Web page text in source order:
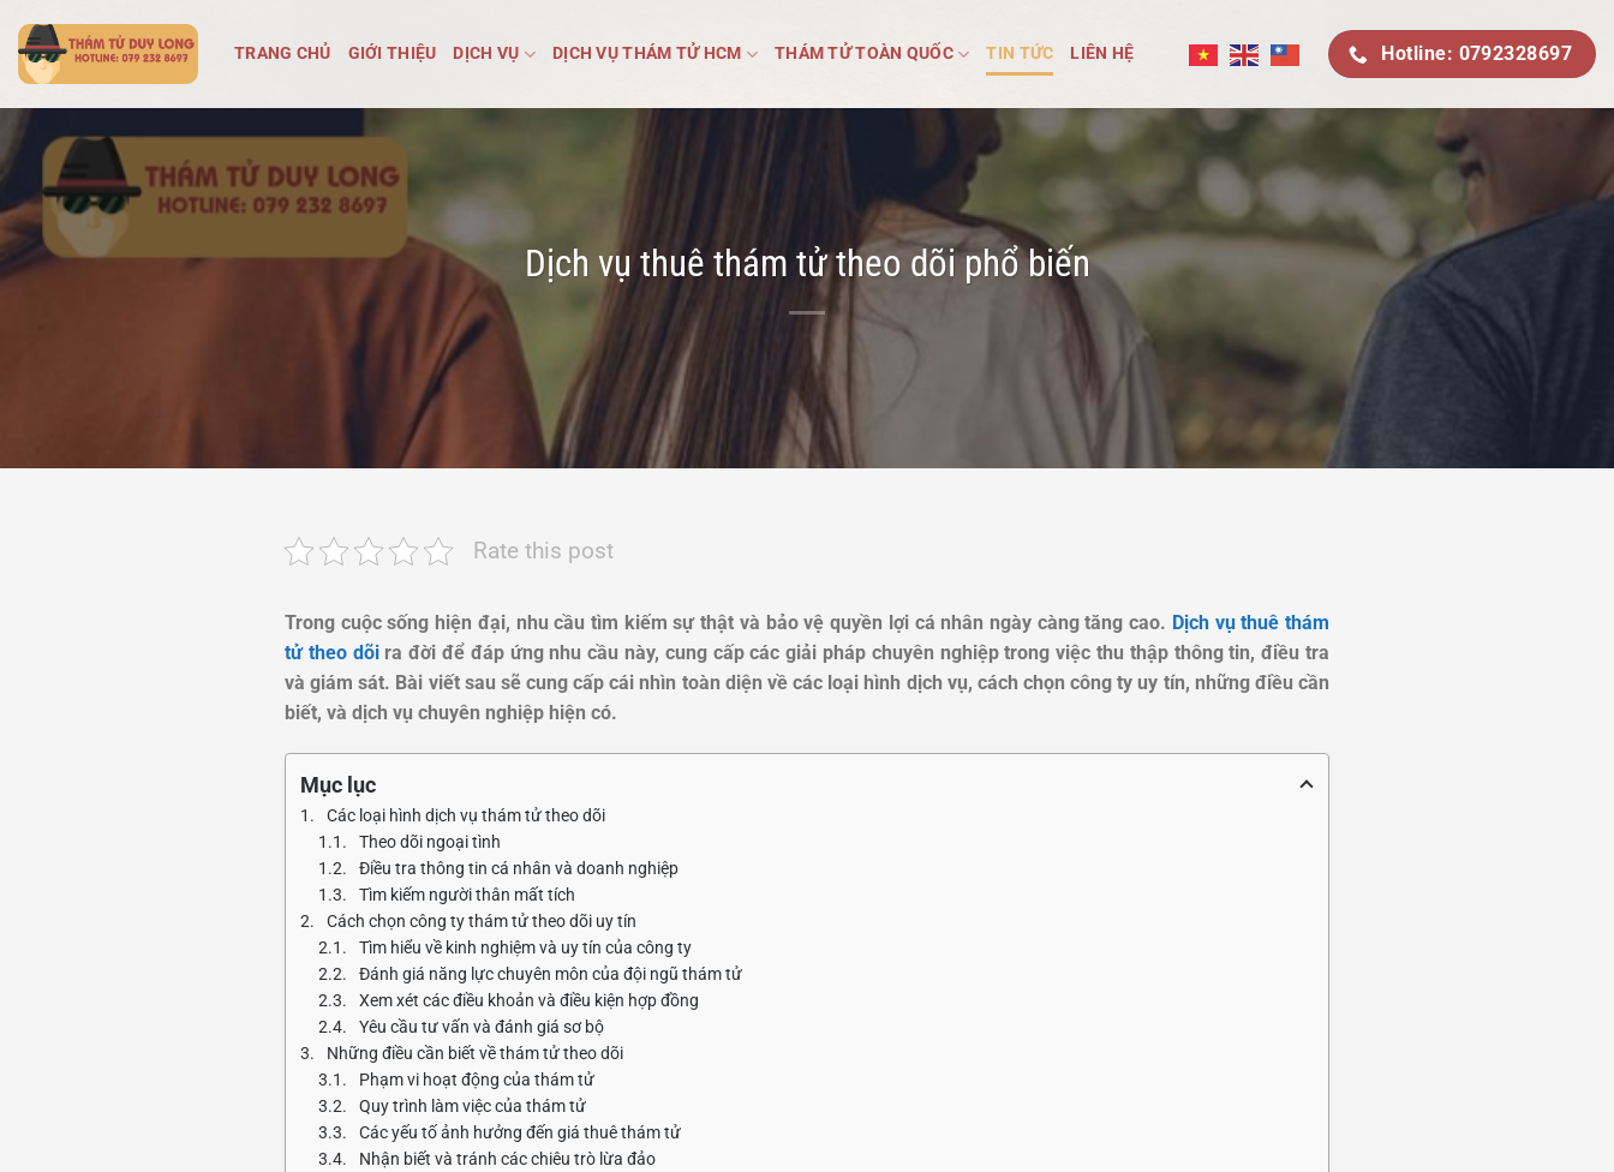
qua
nội
dung
TRANG CHỦ GIỚI THIỆU DỊCH VỤ DỊCH VỤ THÁM TỬ HCM THÁM TỬ TOÀN QUỐC TIN TỨC LIÊN HỆ Hotline: 0792328697
Dịch vụ thuê thám tử theo dõi phổ biến
Rate this post
Trong cuộc sống hiện đại, nhu cầu tìm kiếm sự thật và bảo vệ quyền lợi cá nhân ngày càng tăng cao. Dịch vụ thuê thám
tử theo dõira đời để đáp ứng nhu cầu này, cung cấp các giải pháp chuyên nghiệp trong việc thu thập thông tin, điều tra
và giám sát. Bài viết sau sẽ cung cấp cái nhìn toàn diện về các loại hình dịch vụ, cách chọn công ty uy tín, những điều cần
biết, và dịch vụ chuyên nghiệp hiện có.
Mục lục
Các loại hình dịch vụ thám tử theo dõi
Theo dõi ngoại tình
Điều tra thông tin cá nhân và doanh nghiệp
Tìm kiếm người thân mất tích
Cách chọn công ty thám tử theo dõi uy tín
Tìm hiểu về kinh nghiệm và uy tín của công ty
Đánh giá năng lực chuyên môn của đội ngũ thám tử
Xem xét các điều khoản và điều kiện hợp đồng
Yêu cầu tư vấn và đánh giá sơ bộ
Những điều cần biết về thám tử theo dõi
Phạm vi hoạt động của thám tử
Quy trình làm việc của thám tử
Các yếu tố ảnh hưởng đến giá thuê thám tử
Nhận biết và tránh các chiêu trò lừa đảo